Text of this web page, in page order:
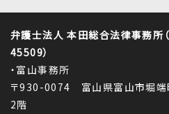
弁護士法人 本田総合法律事務所
45509）
・富山事務所
〒930-0074 富山県富山市堀端
2階